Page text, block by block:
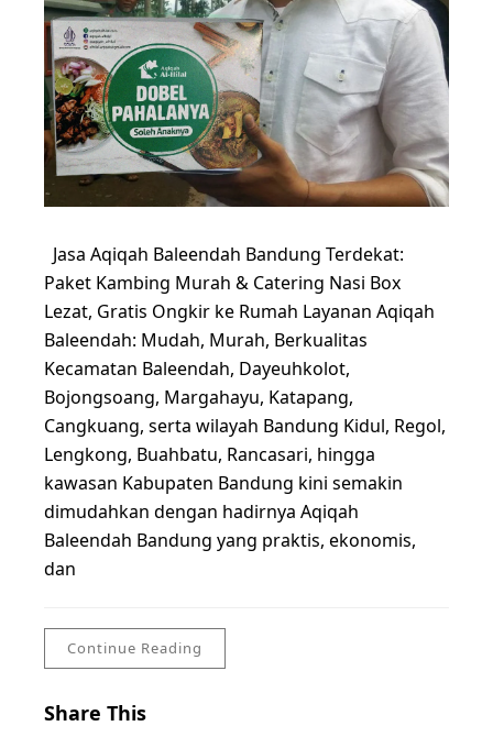
Jasa Aqiqah Baleendah Bandung Terdekat:
Paket Kambing Murah & Catering Nasi Box
Lezat, Gratis Ongkir ke Rumah Layanan Aqiqah
Baleendah: Mudah, Murah, Berkualitas
Kecamatan Baleendah, Dayeuhkolot,
Bojongsoang, Margahayu, Katapang,
Cangkuang, serta wilayah Bandung Kidul, Regol,
Lengkong, Buahbatu, Rancasari, hingga
kawasan Kabupaten Bandung kini semakin
dimudahkan dengan hadirnya Aqiqah
Baleendah Bandung yang praktis, ekonomis,
dan
Continue Reading
Share This